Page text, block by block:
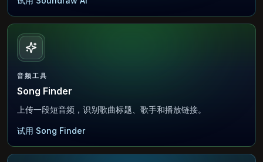
音频工具
Song Finder
上传一段短音频，识别歌曲标题、歌手和播放链接。
试用 Song Finder